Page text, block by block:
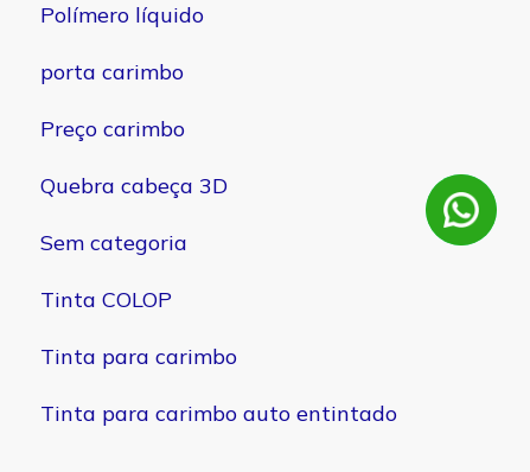
Polímero líquido
porta carimbo
Preço carimbo
Quebra cabeça 3D
Sem categoria
Tinta COLOP
Tinta para carimbo
Tinta para carimbo auto entintado